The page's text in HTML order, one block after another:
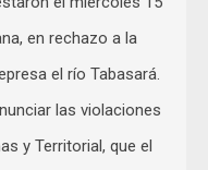
en rechazo a la
el río Tabasará.
las violaciones
y Territorial, que el